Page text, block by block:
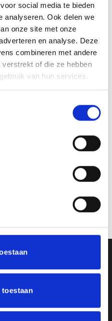
social media te bieden
analyseren. Ook delen we
onze site met onze
en analyse. Deze
combineren met andere
of die ze hebben
van hun services.
toestaan
aan
verlanglijst
incl. BTW